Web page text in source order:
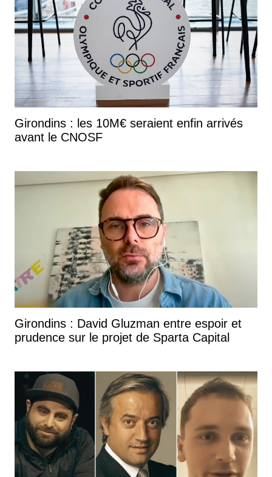
Girondins : les 10M€ seraient enfin arrivés
avant le CNOSF
Girondins : David Gluzman entre espoir et
prudence sur le projet de Sparta Capital